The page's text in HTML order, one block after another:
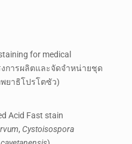
for medical
การผลิตและจัดจำหน่ายชุด
ยาธิโปรโตซัว)
Acid Fast stain
, Cystoisospora